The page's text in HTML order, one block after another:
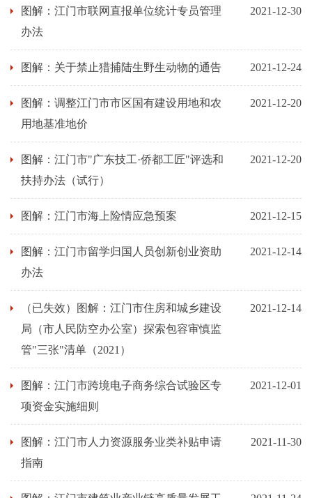
图解：江门市联网直报单位统计专员管理
办法
2021-12-30
图解：关于禁止猎捕陆生野生动物的通告 2021-12-24
图解：调整江门市市区国有建设用地和农
用地基准地价
2021-12-20
图解：江门市"广东技工·侨都工匠"评选和
扶持办法（试行）
2021-12-20
图解：江门市海上险情应急预案 2021-12-15
图解：江门市留学归国人员创新创业资助
办法
2021-12-14
（已失效）图解：江门市住房和城乡建设
局（市人民防空办公室）探索包容审慎监
管"三张"清单（2021）
2021-12-14
图解：江门市跨境电子商务综合试验区专
项资金实施细则
2021-12-01
图解：江门市人力资源服务业类补贴申请
指南
2021-11-30